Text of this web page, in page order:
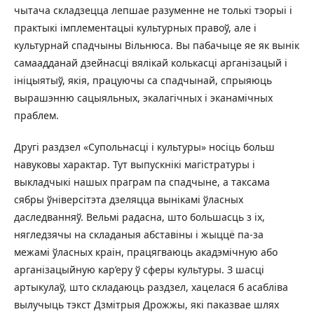
чытача складзецца лепшае разуменне не толькі тэорыі і
практыкі імплементацыі культурных правоў, але і
культурнай спадчыны Вільнюса. Вы пабачыце яе як вынік
самаадданай дзейнасці вялікай колькасці арганізацый і
ініцыятыў, якія, працуючы са спадчынай, спрыяюць
вырашэнню сацыяльных, экалагічных і эканамічных
праблем.
Другі раздзел «Супольнасці і культуры» носіць больш
навуковы характар. Тут выпускнікі магістратуры і
выкладчыкі нашых праграм па спадчыне, а таксама
сябры ўніверсітэта дзеляцца вынікамі ўласных
даследванняў. Вельмі радасна, што большасць з іх,
нягледзячы на складаныя абставіны і жыццё па-за
межамі ўласных краін, працягваюць акадэмічную або
арганізацыйную кар’еру ў сферы культуры. З шасці
артыкулаў, што складаюць раздзел, хацелася б асабліва
вылучыць тэкст Дзмітрыя Дрожжы, які паказвае шлях